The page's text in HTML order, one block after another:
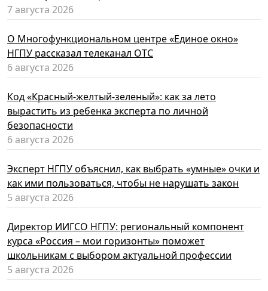
7 августа 2026
О Многофункциональном центре «Единое окно»
НГПУ рассказал телеканал ОТС
6 августа 2026
Код «Красный-желтый-зеленый»: как за лето
вырастить из ребенка эксперта по личной
безопасности
6 августа 2026
Эксперт НГПУ объяснил, как выбрать «умные» очки и
как ими пользоваться, чтобы не нарушать закон
5 августа 2026
Директор ИИГСО НГПУ: региональный компонент
курса «Россия – мои горизонты» поможет
школьникам с выбором актуальной профессии
5 августа 2026